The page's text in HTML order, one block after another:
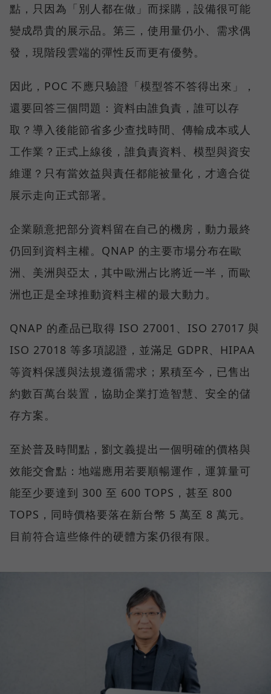
點，只因為「別人都在做」而採購，設備很可能
變成昂貴的展示品。第三，使用量仍小、需求偶
發，現階段雲端的彈性反而更有優勢。
因此，POC 不應只驗證「模型答不答得出來」，
還要回答三個問題：資料由誰負責，誰可以存
取？導入後能節省多少查找時間、傳輸成本或人
工作業？正式上線後，誰負責資料、模型與資安
維運？只有當效益與責任都能被量化，才適合從
展示走向正式部署。
企業願意把部分資料留在自己的機房，動力最終
仍回到資料主權。QNAP 的主要市場分布在歐
洲、美洲與亞太，其中歐洲占比將近一半，而歐
洲也正是全球推動資料主權的最大動力。
QNAP 的產品已取得 ISO 27001、ISO 27017 與
ISO 27018 等多項認證，並滿足 GDPR、HIPAA
等資料保護與法規遵循需求；累積至今，已售出
約數百萬台裝置，協助企業打造智慧、安全的儲
存方案。
至於普及時間點，劉文義提出一個明確的價格與
效能交會點：地端應用若要順暢運作，運算量可
能至少要達到 300 至 600 TOPS，甚至 800
TOPS，同時價格要落在新台幣 5 萬至 8 萬元。
目前符合這些條件的硬體方案仍很有限。